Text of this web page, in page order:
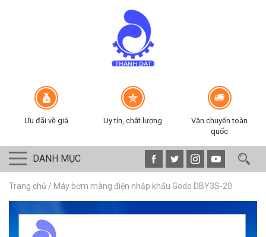
Ưu đãi về giá Uy tín, chất lượng
Vận chuyển toàn
quốc
DANH MỤC
Trang chủ / Máy bơm màng điện nhập khẩu Godo DBY3S-20